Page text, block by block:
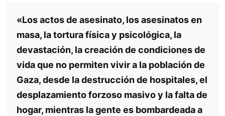
«Los actos de asesinato, los asesinatos en
masa, la tortura física y psicológica, la
devastación, la creación de condiciones de
vida que no permiten vivir a la población de
Gaza, desde la destrucción de hospitales, el
desplazamiento forzoso masivo y la falta de
hogar, mientras la gente es bombardeada a